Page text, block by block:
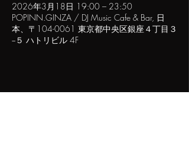
2026年3月18日 19:00 – 23:50
POPINN.GINZA / DJ Music Cafe & Bar, 日
本、〒104-0061 東京都中央区銀座４丁目３
−５ ハトリビル 4F